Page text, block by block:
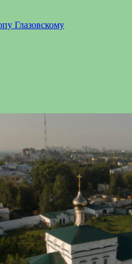
Глазовскому